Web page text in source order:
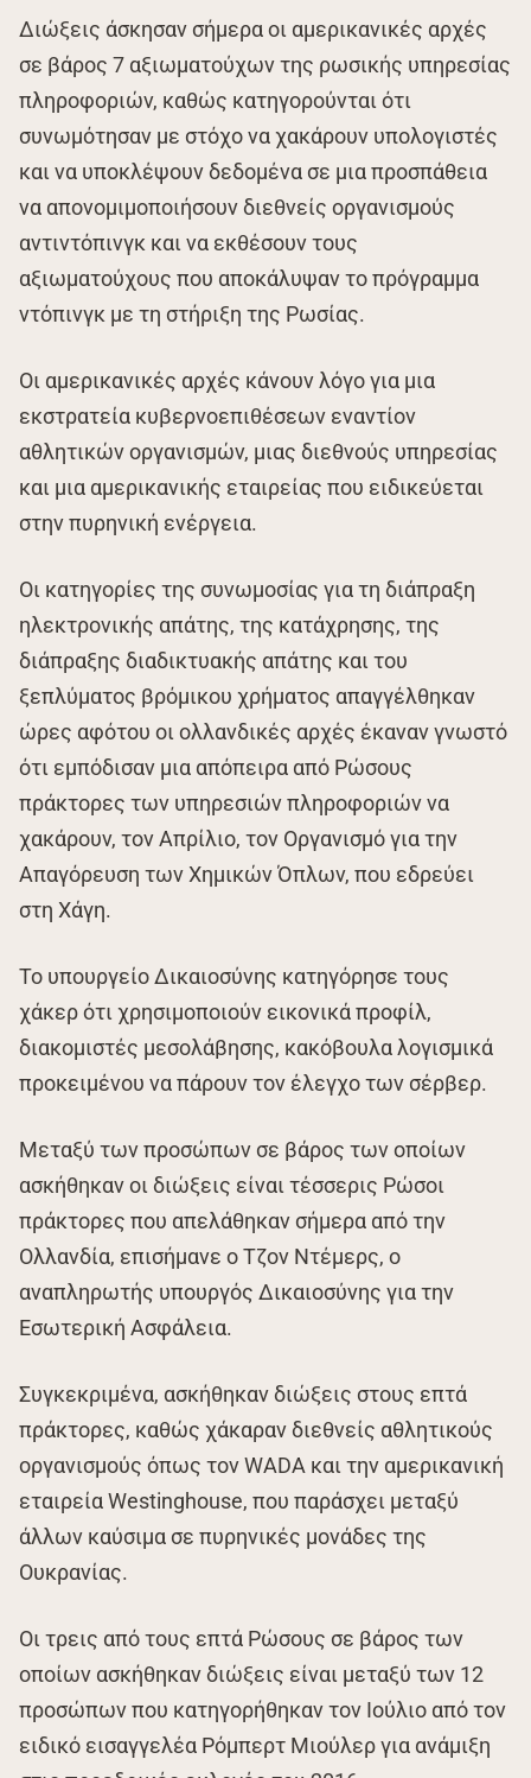
Διώξεις άσκησαν σήμερα οι αμερικανικές αρχές
σε βάρος 7 αξιωματούχων της ρωσικής υπηρεσίας
πληροφοριών, καθώς κατηγορούνται ότι
συνωμότησαν με στόχο να χακάρουν υπολογιστές
και να υποκλέψουν δεδομένα σε μια προσπάθεια
να απονομιμοποιήσουν διεθνείς οργανισμούς
αντιντόπινγκ και να εκθέσουν τους
αξιωματούχους που αποκάλυψαν το πρόγραμμα
ντόπινγκ με τη στήριξη της Ρωσίας.
Οι αμερικανικές αρχές κάνουν λόγο για μια
εκστρατεία κυβερνοεπιθέσεων εναντίον
αθλητικών οργανισμών, μιας διεθνούς υπηρεσίας
και μια αμερικανικής εταιρείας που ειδικεύεται
στην πυρηνική ενέργεια.
Οι κατηγορίες της συνωμοσίας για τη διάπραξη
ηλεκτρονικής απάτης, της κατάχρησης, της
διάπραξης διαδικτυακής απάτης και του
ξεπλύματος βρόμικου χρήματος απαγγέλθηκαν
ώρες αφότου οι ολλανδικές αρχές έκαναν γνωστό
ότι εμπόδισαν μια απόπειρα από Ρώσους
πράκτορες των υπηρεσιών πληροφοριών να
χακάρουν, τον Απρίλιο, τον Οργανισμό για την
Απαγόρευση των Χημικών Όπλων, που εδρεύει
στη Χάγη.
Το υπουργείο Δικαιοσύνης κατηγόρησε τους
χάκερ ότι χρησιμοποιούν εικονικά προφίλ,
διακομιστές μεσολάβησης, κακόβουλα λογισμικά
προκειμένου να πάρουν τον έλεγχο των σέρβερ.
Μεταξύ των προσώπων σε βάρος των οποίων
ασκήθηκαν οι διώξεις είναι τέσσερις Ρώσοι
πράκτορες που απελάθηκαν σήμερα από την
Ολλανδία, επισήμανε ο Τζον Ντέμερς, ο
αναπληρωτής υπουργός Δικαιοσύνης για την
Εσωτερική Ασφάλεια.
Συγκεκριμένα, ασκήθηκαν διώξεις στους επτά
πράκτορες, καθώς χάκαραν διεθνείς αθλητικούς
οργανισμούς όπως τον WADA και την αμερικανική
εταιρεία Westinghouse, που παράσχει μεταξύ
άλλων καύσιμα σε πυρηνικές μονάδες της
Ουκρανίας.
Οι τρεις από τους επτά Ρώσους σε βάρος των
οποίων ασκήθηκαν διώξεις είναι μεταξύ των 12
προσώπων που κατηγορήθηκαν τον Ιούλιο από τον
ειδικό εισαγγελέα Ρόμπερτ Μιούλερ για ανάμιξη